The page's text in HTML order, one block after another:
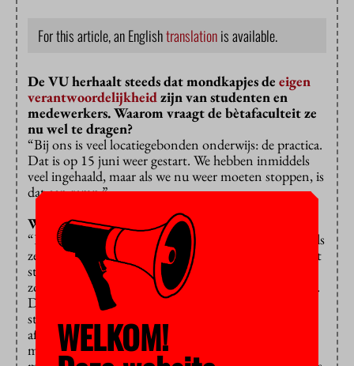
For this article, an Englishtranslationis available.
De VU herhaalt steeds dat mondkapjes de eigen
verantwoordelijkheidzijn van studenten en
medewerkers. Waarom vraagt de bètafaculteit ze
nu wel te dragen?
“Bij ons is veel locatiegebonden onderwijs: de practica.
Dat is op 15 juni weer gestart. We hebben inmiddels
veel ingehaald, maar als we nu weer moeten stoppen, is
dat een ramp.”
Wat is dan het probleem?
“Er zijn zorgen over mensen die bij elkaar klonteren als
ze een zaal verlaten. Docenten begrijpen het prima dat
studenten de maatregelen zat zijn, maar we moeten
zorgen dat onderwijs op locatie door kan blijven gaan.
Daarom hebben we samen met de facultaire
studentenraad deze aanvullende maatregelen
afgesproken. De studieverenigingen waren het er ook
mee eens. Er zijn ook studenten die zich zorgen
WELKOM!